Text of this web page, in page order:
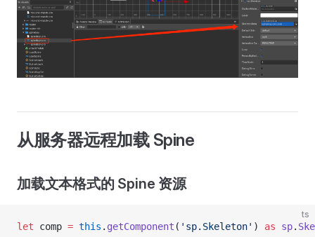
从服务器远程加载 Spine
加载文本格式的 Spine 资源
ts
let comp = this . getComponent ( 'sp.Skeleton' ) as sp.